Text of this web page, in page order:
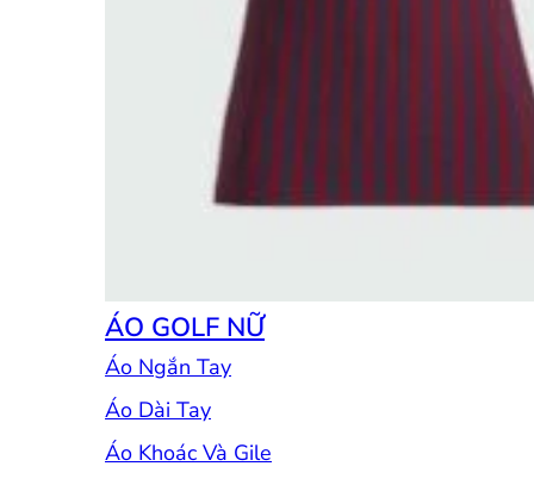
ÁO GOLF NỮ
Áo Ngắn Tay
Áo Dài Tay
Áo Khoác Và Gile